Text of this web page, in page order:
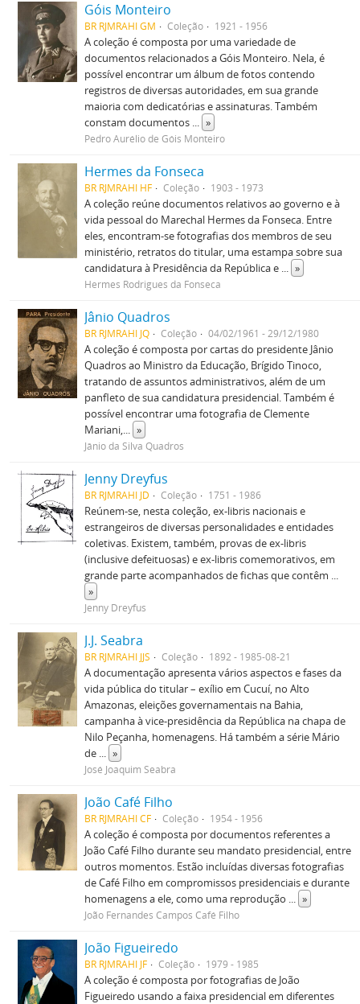
Góis Monteiro
BR RJMRAHI GM Coleção 1921 - 1956
A coleção é composta por uma variedade de
documentos relacionados a Góis Monteiro. Nela, é
possível encontrar um álbum de fotos contendo
registros de diversas autoridades, em sua grande
maioria com dedicatórias e assinaturas. Também
constam documentos ... »
Pedro Aurélio de Góis Monteiro
Hermes da Fonseca
BR RJMRAHI HF Coleção 1903 - 1973
A coleção reúne documentos relativos ao governo e à
vida pessoal do Marechal Hermes da Fonseca. Entre
eles, encontram-se fotografias dos membros de seu
ministério, retratos do titular, uma estampa sobre sua
candidatura à Presidência da República e ... »
Hermes Rodrigues da Fonseca
Jânio Quadros
BR RJMRAHI JQ Coleção 04/02/1961 - 29/12/1980
A coleção é composta por cartas do presidente Jânio
Quadros ao Ministro da Educação, Brígido Tinoco,
tratando de assuntos administrativos, além de um
panfleto de sua candidatura presidencial. Também é
possível encontrar uma fotografia de Clemente
Mariani,... »
Jânio da Silva Quadros
Jenny Dreyfus
BR RJMRAHI JD Coleção 1751 - 1986
Reúnem-se, nesta coleção, ex-libris nacionais e
estrangeiros de diversas personalidades e entidades
coletivas. Existem, também, provas de ex-libris
(inclusive defeituosas) e ex-libris comemorativos, em
grande parte acompanhados de fichas que contêm ...
»
Jenny Dreyfus
J.J. Seabra
BR RJMRAHI JJS Coleção 1892 - 1985-08-21
A documentação apresenta vários aspectos e fases da
vida pública do titular – exílio em Cucuí, no Alto
Amazonas, eleições governamentais na Bahia,
campanha à vice-presidência da República na chapa de
Nilo Peçanha, homenagens. Há também a série Mário
de ... »
José Joaquim Seabra
João Café Filho
BR RJMRAHI CF Coleção 1954 - 1956
A coleção é composta por documentos referentes a
João Café Filho durante seu mandato presidencial, entre
outros momentos. Estão incluídas diversas fotografias
de Café Filho em compromissos presidenciais e durante
homenagens a ele, como uma reprodução ... »
João Fernandes Campos Café Filho
João Figueiredo
BR RJMRAHI JF Coleção 1979 - 1985
A coleção é composta por fotografias de João
Figueiredo usando a faixa presidencial em diferentes